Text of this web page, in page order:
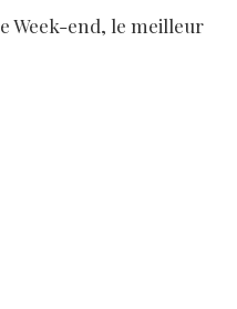
Week-end, le meilleur